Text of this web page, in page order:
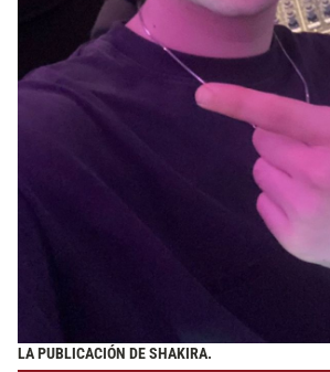
LA PUBLICACIÓN DE SHAKIRA.